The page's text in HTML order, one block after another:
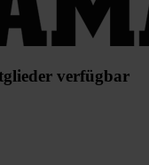
verfügbar